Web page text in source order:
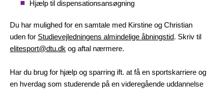
Hjælp til dispensationsansøgning
Du har mulighed for en samtale med Kirstine og Christian
uden for Studievejledningens almindelige åbningstid. Skriv til
elitesport@dtu.dk og aftal nærmere.
Har du brug for hjælp og sparring ift. at få en sportskarriere og
en hverdag som studerende på en videregående uddannelse